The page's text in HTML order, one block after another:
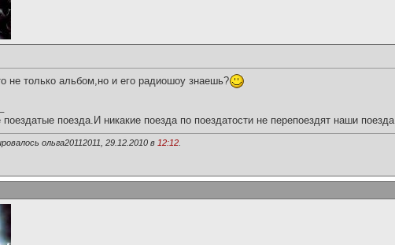
не только альбом,но и его радиошоу знаешь?
поезда.И никакие поезда по поездатости не перепоездят наши поезда.
ольга20112011, 29.12.2010 в 12:12